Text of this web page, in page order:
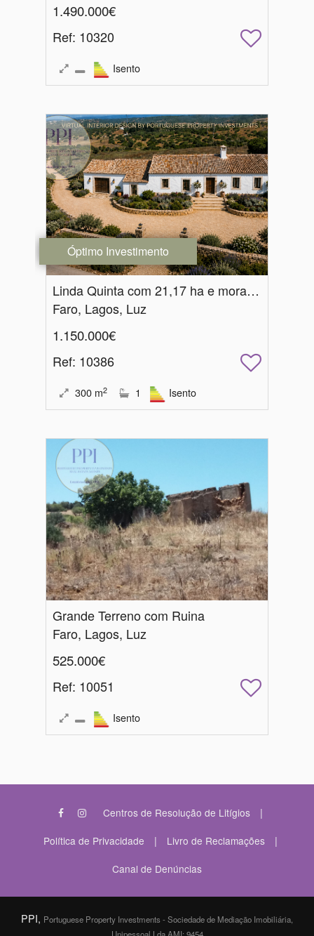
1.490.000€
Ref: 10320
Isento
Óptimo Investimento
Linda Quinta com 21,17 ha e moradia antiga com 320 m2
Faro, Lagos, Luz
1.150.000€
Ref: 10386
300 m2 1 Isento
Grande Terreno com Ruina
Faro, Lagos, Luz
525.000€
Ref: 10051
Isento
Centros de Resolução de Litígios |
Política de Privacidade | Livro de Reclamações |
Canal de Denúncias
PPI, Portuguese Property Investments - Sociedade de Mediação Imobiliária,
Unipessoal Lda AMI: 9454